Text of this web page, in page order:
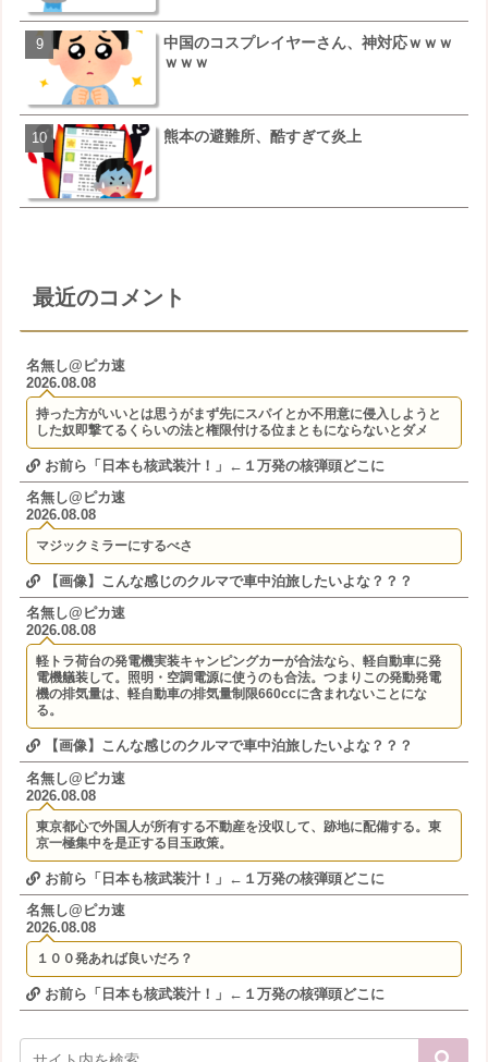
中国のコスプレイヤーさん、神対応ｗｗｗ
ｗｗｗ
熊本の避難所、酷すぎて炎上
【悲報】すき家、炎上ｗｗ
【画像】三百円でできる豪
最近のコメント
名無し@ピカ速
2026.08.08
持った方がいいとは思うがまず先にスパイとか不用意に侵入しようと
した奴即撃てるくらいの法と権限付ける位まともにならないとダメ
お前ら「日本も核武装汁！」←１万発の核弾頭どこに
名無し@ピカ速
2026.08.08
マジックミラーにするべさ
【画像】こんな感じのクルマで車中泊旅したいよな？？？
名無し@ピカ速
2026.08.08
軽トラ荷台の発電機実装キャンピングカーが合法なら、軽自動車に発
電機艤装して。照明・空調電源に使うのも合法。つまりこの発動発電
機の排気量は、軽自動車の排気量制限660ccに含まれないことにな
る。
【画像】こんな感じのクルマで車中泊旅したいよな？？？
名無し@ピカ速
2026.08.08
東京都心で外国人が所有する不動産を没収して、跡地に配備する。東
京一極集中を是正する目玉政策。
お前ら「日本も核武装汁！」←１万発の核弾頭どこに
名無し@ピカ速
2026.08.08
１００発あれば良いだろ？
お前ら「日本も核武装汁！」←１万発の核弾頭どこに